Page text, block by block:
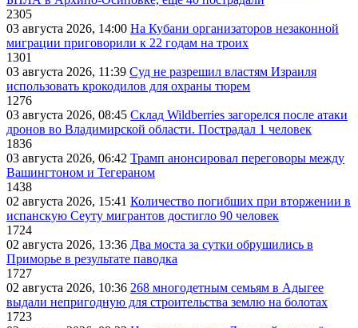
2305
03 августа 2026, 14:00 На Кубани организаторов незаконной
миграции приговорили к 22 годам на троих
1301
03 августа 2026, 11:39 Суд не разрешил властям Израиля
использовать крокодилов для охраны тюрем
1276
03 августа 2026, 08:45 Склад Wildberries загорелся после атаки
дронов во Владимирской области. Пострадал 1 человек
1836
03 августа 2026, 06:42 Трамп анонсировал переговоры между
Вашингтоном и Тегераном
1438
02 августа 2026, 15:41 Количество погибших при вторжении в
испанскую Сеуту мигрантов достигло 90 человек
1724
02 августа 2026, 13:36 Два моста за сутки обрушились в
Приморье в результате паводка
1727
02 августа 2026, 10:36 268 многодетным семьям в Адыгее
выдали непригодную для строительства землю на болотах
1723